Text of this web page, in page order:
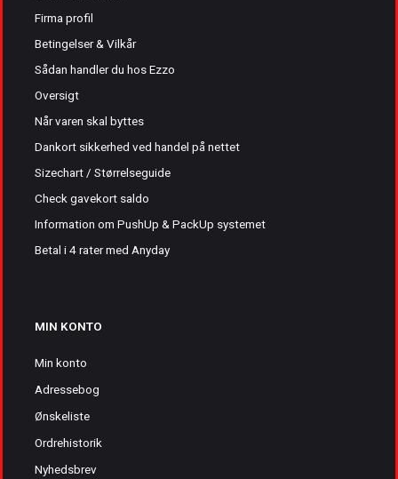
Firma profil
Betingelser & Vilkår
Sådan handler du hos Ezzo
Oversigt
Når varen skal byttes
Dankort sikkerhed ved handel på nettet
Sizechart / Størrelseguide
Check gavekort saldo
Information om PushUp & PackUp systemet
Betal i 4 rater med Anyday
MIN KONTO
Min konto
Adressebog
Ønskeliste
Ordrehistorik
Nyhedsbrev